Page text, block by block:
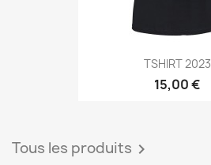
TSHIRT 2023
15,00 €
Tous les produits 